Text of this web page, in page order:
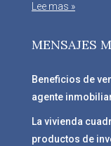
Lee mas »
MENSAJES
Beneficios de
agente
La vivienda
productos de